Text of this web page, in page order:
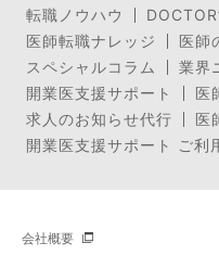
転職ノウハウ
医師転職ナレッジ
医師
スペシャルコラム
業界
開業医支援サポート
医
求人のお知らせ代行
医
開業医支援サポート ご利
会社概要